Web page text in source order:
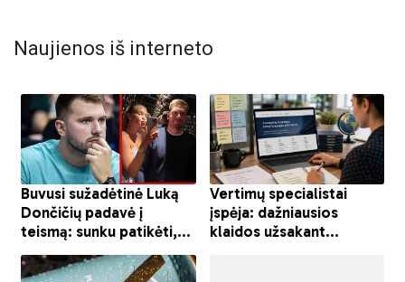
Naujienos iš interneto